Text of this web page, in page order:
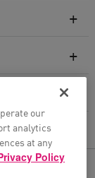
our
analytics
at any
Policy